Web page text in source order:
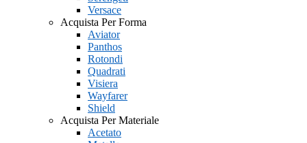
Versace
Acquista Per Forma
Aviator
Panthos
Rotondi
Quadrati
Visiera
Wayfarer
Shield
Acquista Per Materiale
Acetato